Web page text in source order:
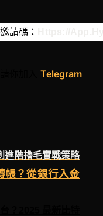
請碼：
請你加入Telegram
進階擼毛實戰策略
帳？從銀行入金